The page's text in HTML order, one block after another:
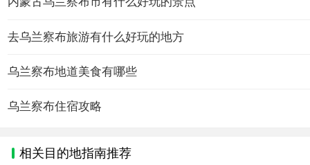
去乌兰察布旅游有什么好玩的地方
乌兰察布地道美食有哪些
乌兰察布住宿攻略
相关目的地指南推荐